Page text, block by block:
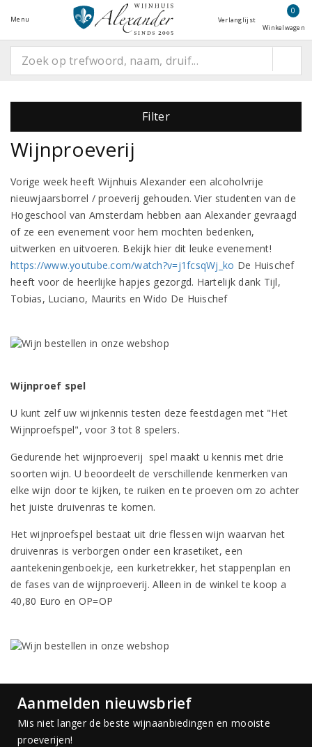
Menu Verlanglijst
0
Winkelwagen
Filter
Wijnproeverij
Vorige week heeft Wijnhuis Alexander een alcoholvrije
nieuwjaarsborrel / proeverij gehouden. Vier studenten van de
Hogeschool van Amsterdam hebben aan Alexander gevraagd
of ze een evenement voor hem mochten bedenken,
uitwerken en uitvoeren. Bekijk hier dit leuke evenement!
https://www.youtube.com/watch?v=j1fcsqWj_ko De Huischef
heeft voor de heerlijke hapjes gezorgd. Hartelijk dank Tijl,
Tobias, Luciano, Maurits en Wido De Huischef
Wijnproef spel
U kunt zelf uw wijnkennis testen deze feestdagen met "Het
Wijnproefspel", voor 3 tot 8 spelers.
Gedurende het wijnproeverij spel maakt u kennis met drie
soorten wijn. U beoordeelt de verschillende kenmerken van
elke wijn door te kijken, te ruiken en te proeven om zo achter
het juiste druivenras te komen.
Het wijnproefspel bestaat uit drie flessen wijn waarvan het
druivenras is verborgen onder een krasetiket, een
aantekeningenboekje, een kurketrekker, het stappenplan en
de fases van de wijnproeverij. Alleen in de winkel te koop a
40,80 Euro en OP=OP
Aanmelden nieuwsbrief
Mis niet langer de beste wijnaanbiedingen en mooiste
proeverijen!